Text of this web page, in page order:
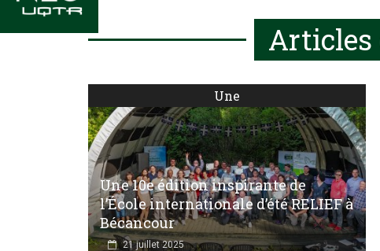
Articles
Une
Une 10e édition inspirante de
l’École internationale d’été RELIEF à
Bécancour
21 juillet 2025